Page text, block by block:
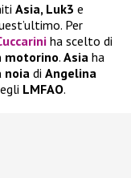
Asia, Luk3 e
Per
ha scelto di
motorino. Asia ha
noiadi Angelina
LMFAO.